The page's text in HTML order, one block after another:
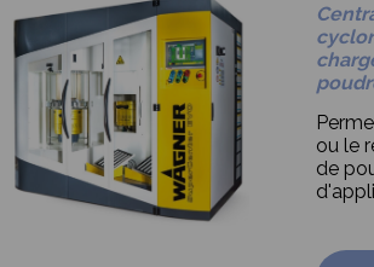
ou le
de